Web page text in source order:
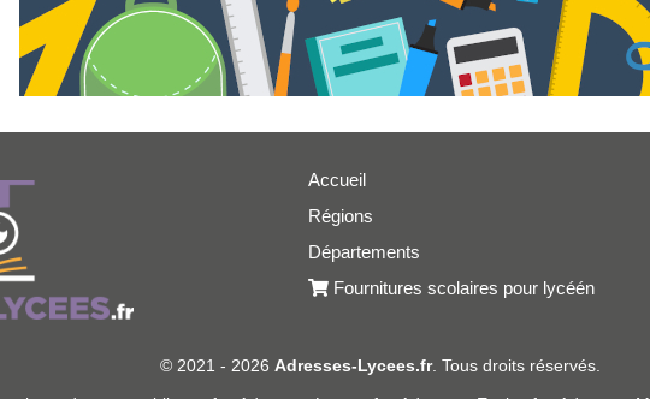
Accueil
Régions
Départements
Fournitures scolaires pour lycéén
© 2021 - 2026 Adresses-Lycees.fr. Tous droits réservés.
banner